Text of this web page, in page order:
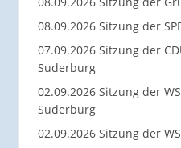
08.09.2026 Sitzung der
07.09.2026 Sitzung der
Suderburg
02.09.2026 Sitzung der
Suderburg
02.09.2026 Sitzung der